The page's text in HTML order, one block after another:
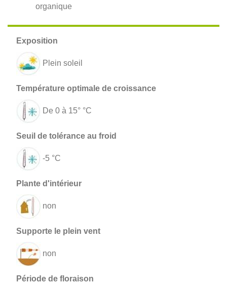
organique
Plein soleil
De 0 à 15° °C
-5 °C
non
non